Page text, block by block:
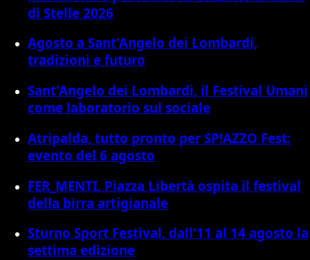
di Stelle 2026
Agosto a Sant'Angelo dei Lombardi,
tradizioni e futuro
Sant'Angelo dei Lombardi, il Festival Umani
come laboratorio sul sociale
Atripalda, tutto pronto per SP!AZZO Fest:
evento del 6 agosto
FER_MENTI, Piazza Libertà ospita il festival
della birra artigianale
Sturno Sport Festival, dall'11 al 14 agosto la
settima edizione